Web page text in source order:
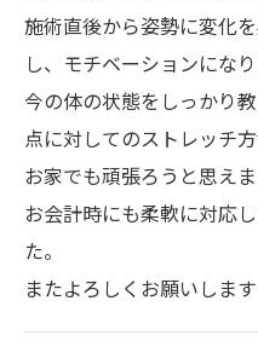
施術直後から姿勢に変化
し、モチベーションになり
今の体の状態をしっかり
点に対してのストレッチ
お家でも頑張ろうと思えま
お会計時にも柔軟に対応
た。
またよろしくお願いします